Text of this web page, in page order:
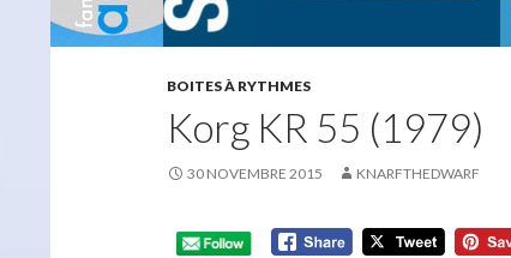
BOITES À RYTHMES
Korg KR 55 (1979)
30 NOVEMBRE 2015 KNARFTHEDWARF